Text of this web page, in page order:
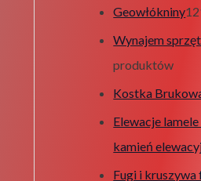
Geowłókniny12
Wynajem
produktów
Kostka
Elewacje
kamień
Fugi i kruszywa